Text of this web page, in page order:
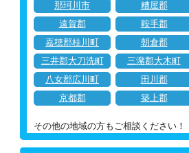
那珂川市
糟屋郡
遠賀郡
鞍手郡
嘉穂郡桂川町
朝倉郡
三井郡大刀洗町
三潴郡大木町
八女郡広川町
田川郡
京都郡
築上郡
その他の地域の方もご相談ください！